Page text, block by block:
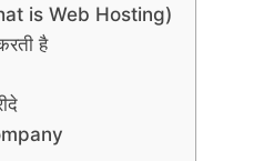
is Web Hosting)
है